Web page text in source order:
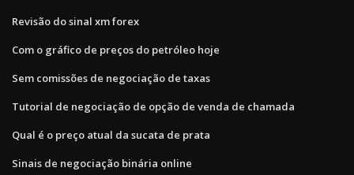
Revisão do sinal xm forex
Com o gráfico de preços do petróleo hoje
Sem comissões de negociação de taxas
Tutorial de negociação de opção de venda de chamada
Qual é o preço atual da sucata de prata
Sinais de negociação binária online